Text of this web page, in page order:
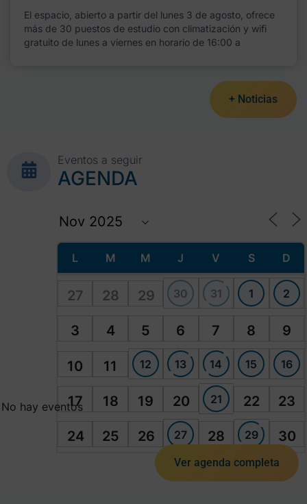
El espacio, abierto a partir del lunes 3 de agosto, ofrece
más de 30 puestos de estudio con climatización y wifi
gratuito de lunes a viernes en horario de 16:00 a
+ Noticias
Eventos a seguir
AGENDA
L M M J V S D
27 28 29 30 31 1 2
3 4 5 6 7 8 9
10 11 12 13 14 15 16
17 18 19 20 21 22 23
24 25 26 27 28 29 30
No hay eventos
Ver agenda completa